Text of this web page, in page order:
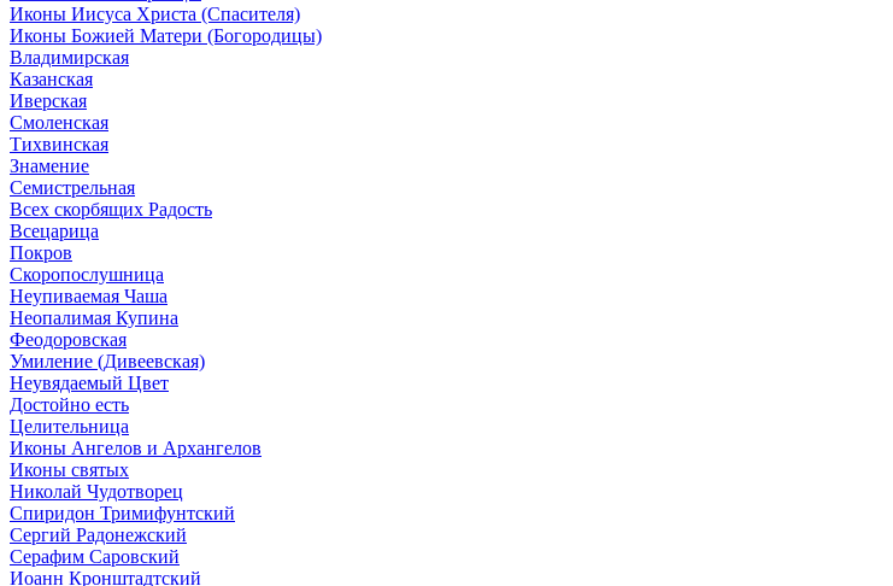
Иконы Иисуса Христа (Спасителя)
Иконы Божией Матери (Богородицы)
Владимирская
Казанская
Иверская
Смоленская
Тихвинская
Знамение
Семистрельная
Всех скорбящих Радость
Всецарица
Покров
Скоропослушница
Неупиваемая Чаша
Неопалимая Купина
Феодоровская
Умиление (Дивеевская)
Неувядаемый Цвет
Достойно есть
Целительница
Иконы Ангелов и Архангелов
Иконы святых
Николай Чудотворец
Спиридон Тримифунтский
Сергий Радонежский
Серафим Саровский
Иоанн Кронштадтский